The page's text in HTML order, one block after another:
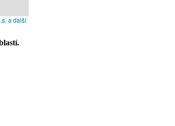
a další